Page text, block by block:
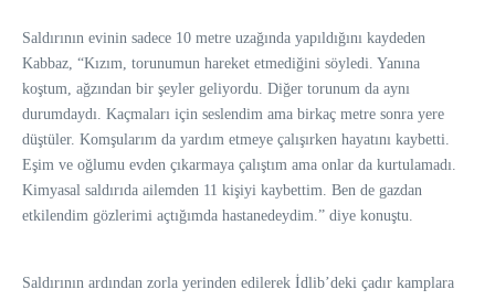
Saldırının evinin sadece 10 metre uzağında yapıldığını kaydeden
Kabbaz, “Kızım, torunumun hareket etmediğini söyledi. Yanına
koştum, ağzından bir şeyler geliyordu. Diğer torunum da aynı
durumdaydı. Kaçmaları için seslendim ama birkaç metre sonra yere
düştüler. Komşularım da yardım etmeye çalışırken hayatını kaybetti.
Eşim ve oğlumu evden çıkarmaya çalıştım ama onlar da kurtulamadı.
Kimyasal saldırıda ailemden 11 kişiyi kaybettim. Ben de gazdan
etkilendim gözlerimi açtığımda hastanedeydim.” diye konuştu.
Saldırının ardından zorla yerinden edilerek İdlib’deki çadır kamplara